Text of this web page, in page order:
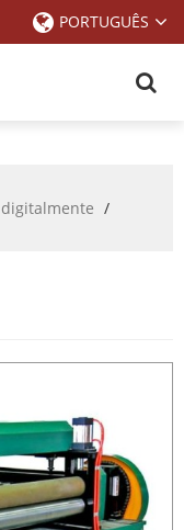
PORTUGUÊS
/